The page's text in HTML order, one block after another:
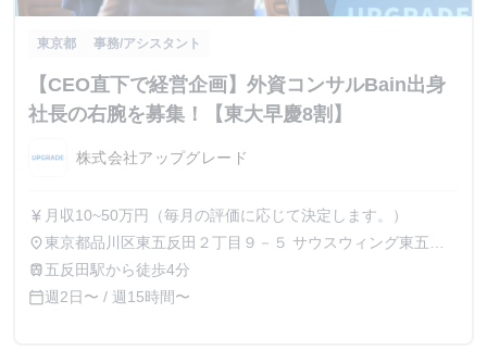
東京都 事務/アシスタント
【CEO直下で経営企画】外資コンサルBain出身
社長の右腕を募集！【東大早慶8割】
株式会社アップグレード
currency_yen 月収10~50万円（毎月の評価に応じて決定します。）
place東京都品川区東五反田２丁目９－５ サウスウィング東五反
田５階
train 五反田駅から徒歩4分
calendar_today週2日〜 / 週15時間〜